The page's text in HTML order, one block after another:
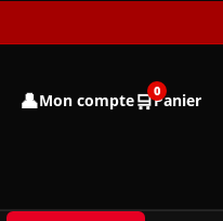
👤Mon compte🛒0
Panier